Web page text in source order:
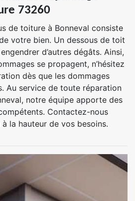
73260
de toiture à Bonneval consiste
votre bien. Un dessous de toit
d’autres dégâts. Ainsi,
se propagent, n’hésitez
dès que les dommages
Au service de toute réparation
notre équipe apporte des
Contactez-nous
la hauteur de vos besoins.